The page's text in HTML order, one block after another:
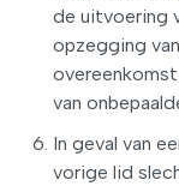
de uitvoering
opzegging
overeenkomst
van
In geval van
vorige lid